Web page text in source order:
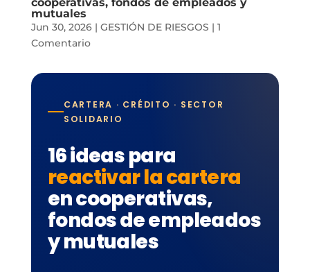
mutuales
Jun 30, 2026| GESTIÓN DE RIESGOS | 1
Comentario
CARTERA · CRÉDITO · SECTOR
SOLIDARIO
16 ideas para
reactivar la cartera
en cooperativas,
fondos de empleados
y mutuales